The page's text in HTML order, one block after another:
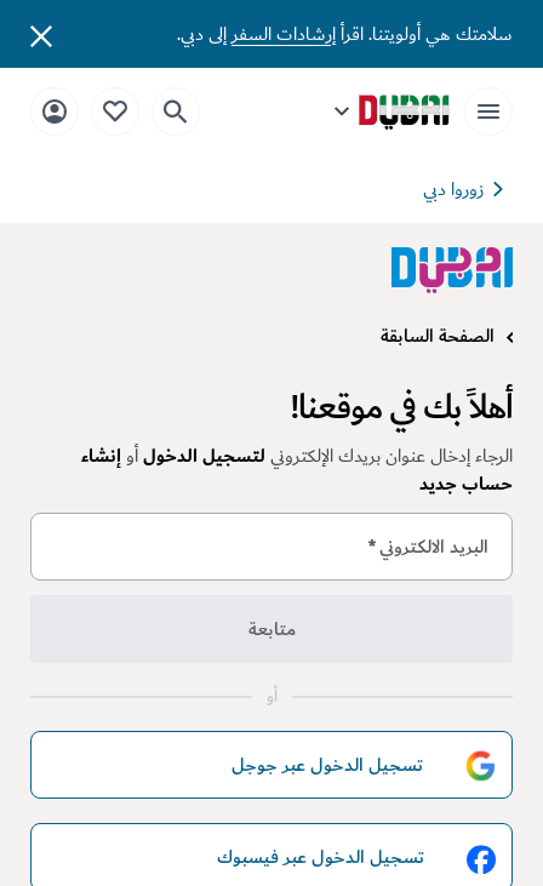
سلامتك هي أولويتنا. اقرأإرشادات السفرإلى دبي.
زوروا دبي
الصفحة السابقة
أهلاً بك في موقعنا!
الرجاء إدخال عنوان بريدك الإلكترونيلتسجيل الدخولأوإنشاء
حساب جديد
البريد الالكتروني*
متابعة
أو
تسجيل الدخول عبر جوجل
تسجيل الدخول عبر فيسبوك